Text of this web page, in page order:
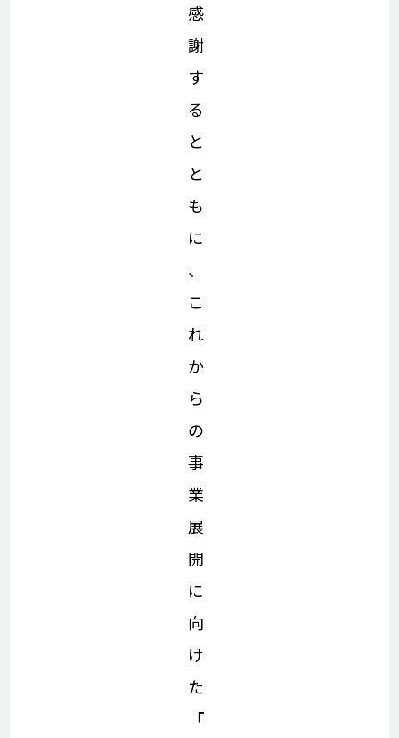
感
謝
す
る
と
と
も
に
、
こ
れ
か
ら
の
事
業
展
開
に
向
け
た
「